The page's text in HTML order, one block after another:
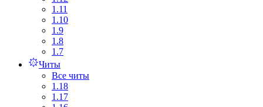
1.11
1.10
1.9
1.8
1.7
Читы
Все читы
1.18
1.17